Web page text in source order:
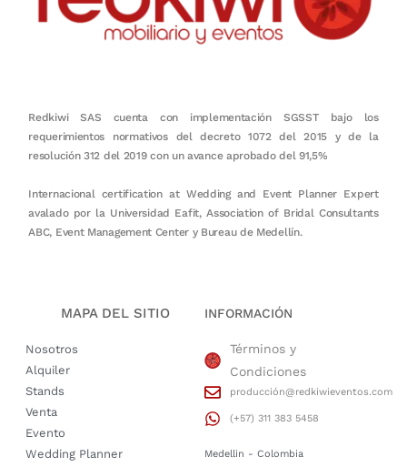
Redkiwi SAS cuenta con implementación SGSST bajo los
requerimientos normativos del decreto 1072 del 2015 y de la
resolución 312 del 2019 con un avance aprobado del 91,5%
Internacional certification at Wedding and Event Planner Expert
avalado por la Universidad Eafit, Association of Bridal Consultants
ABC, Event Management Center y Bureau de Medellín.
MAPA DEL SITIO
Nosotros
Alquiler
Stands
Venta
Evento
Wedding Planner
INFORMACIÓN
Términos y
Condiciones
producción@redkiwieventos.com
(+57) 311 383 5458
Medellin - Colombia